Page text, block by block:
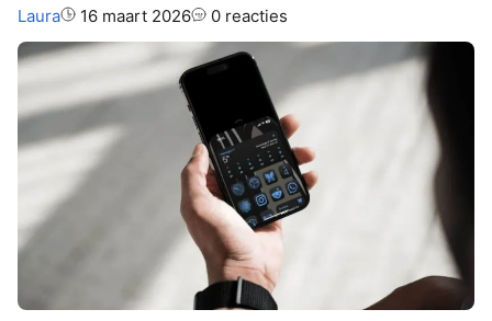
Auteur:
Laura 16 maart 2026 0 reacties